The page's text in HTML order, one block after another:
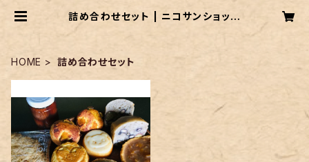
詰め合わせセット | ニコサンショップ
BASE店 ●ビーガン・オーガニック・
HOME
詰め合わせセット